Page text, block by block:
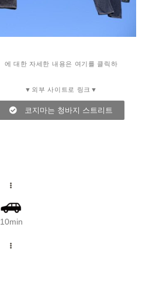
에 대한 자세한 내용은 여기를 클릭하
▼외부 사이트로 링크▼
코지마는 청바지 스트리트
10min